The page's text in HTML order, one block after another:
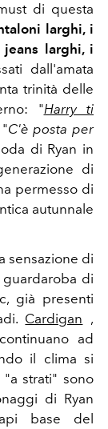
di questa
larghi, i
larghi, i
dall'amata
trinità delle
"Harry ti
C'è posta per
di Ryan in
di
permesso di
autunnale
sensazione di
di
già presenti
Cardigan ,
ad
il clima si
"a strati" sono
di Ryan
base del